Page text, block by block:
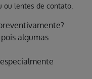
ou lentes de contato.
algumas